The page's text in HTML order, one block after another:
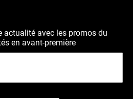
actualité avec les promos du
en avant-première